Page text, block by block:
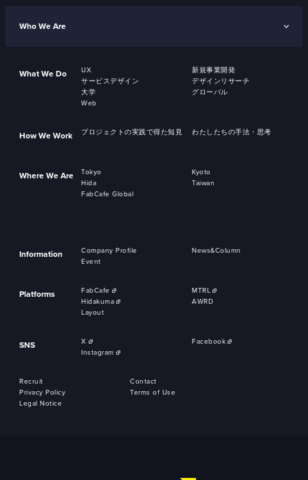
Who We Are
What We Do UX
新規事業開発
サービスデザイン
デザインリサーチ
大学
グローバル
Web
How We Work プロジェクトの実践で得た知見 わたしたちの手法・思考
Where We Are Tokyo
Kyoto
Hida
Taiwan
FabCafe Global
Information Company Profile
News&Column
Event
Platforms FabCafe
MTRL
Hidakuma
AWRD
Layout
SNS X
Facebook
Instagram
Recruit
Contact
Privacy Policy
Terms of Use
Legal Notice